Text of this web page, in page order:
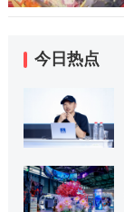
今日热点